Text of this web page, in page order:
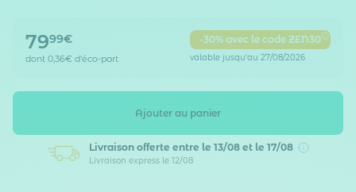
7999€
dont 0,36€ d'éco-part
-30% avec le code ZEN30
valable jusqu'au 27/08/2026
Ajouter au panier
Livraison offerte entre le 13/08 et le 17/08
Livraison express le 12/08